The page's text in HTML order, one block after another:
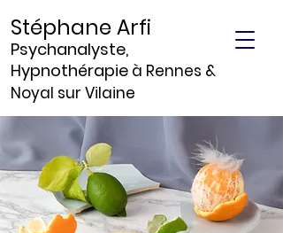
Stéphane Arfi
Psychanalyste,
Hypnothérapie à Rennes &
Noyal sur Vilaine